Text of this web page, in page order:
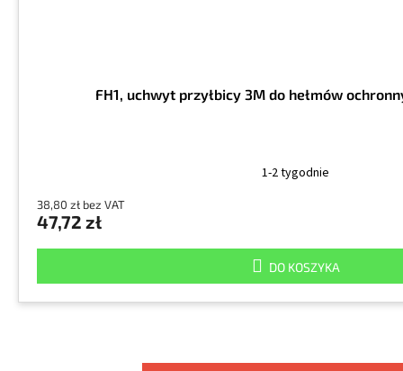
FH1, uchwyt przyłbicy 3M do hełmów
1-2 tygodnie
38,80 zł bez VAT
47,72 zł
DO KOSZYKA